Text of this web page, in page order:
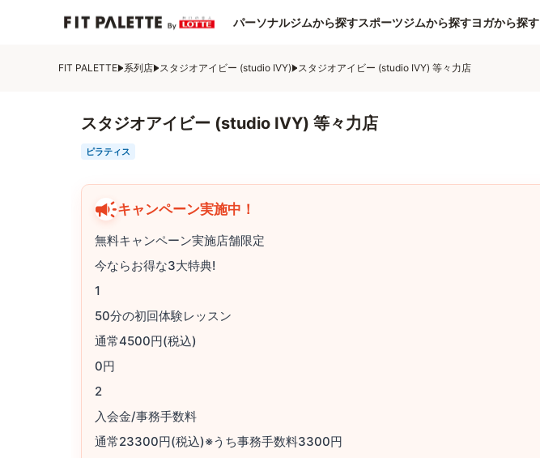
パーソナルジムから探すスポーツジムから探すヨガから探す
FIT PALETTE 系列店 スタジオアイビー (studio IVY) スタジオアイビー (studio IVY) 等々力店
スタジオアイビー (studio IVY) 等々力店
ピラティス
キャンペーン実施中！
無料キャンペーン実施店舗限定
今ならお得な3大特典!
1
50分の初回体験レッスン
通常4500円(税込)
0円
2
入会金/事務手数料
通常23300円(税込)※うち事務手数料3300円